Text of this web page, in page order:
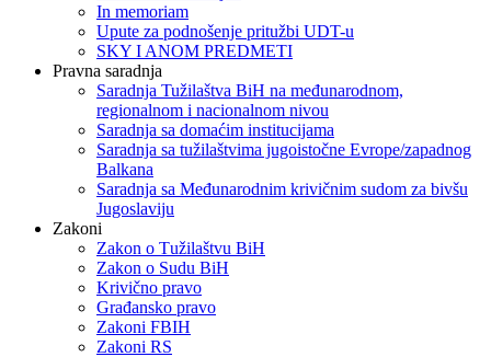
In memoriam
Upute za podnošenje pritužbi UDT-u
SKY I ANOM PREDMETI
Pravna saradnja
Saradnja Tužilaštva BiH na međunarodnom,
regionalnom i nacionalnom nivou
Saradnja sa domaćim institucijama
Saradnja sa tužilaštvima jugoistočne Evrope/zapadnog
Balkana
Saradnja sa Međunarodnim krivičnim sudom za bivšu
Jugoslaviju
Zakoni
Zakon o Тužilaštvu BiH
Zakon o Sudu BiH
Krivično pravo
Građansko pravo
Zakoni FBIH
Zakoni RS